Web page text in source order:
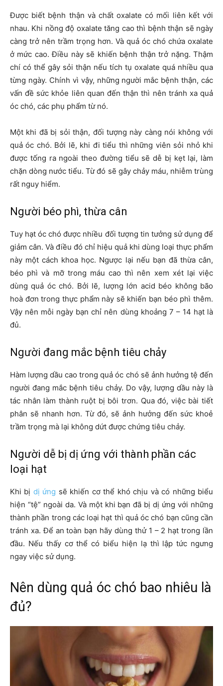
Được biết bệnh thận và chất oxalate có mối liên kết với
nhau. Khi nồng độ oxalate tăng cao thì bệnh thận sẽ ngày
càng trở nên trầm trọng hơn. Và quả óc chó chứa oxalate
ở mức cao. Điều này sẽ khiến bệnh thận trở nặng. Thậm
chí có thể gây sỏi thận nếu tích tụ oxalate quá nhiều qua
từng ngày. Chính vì vậy, những người mắc bệnh thận, các
vấn đề sức khỏe liên quan đến thận thì nên tránh xa quả
óc chó, các phụ phẩm từ nó.
Một khi đã bị sỏi thận, đối tượng này càng nói không với
quả óc chó. Bởi lẽ, khi đi tiểu thì những viên sỏi nhỏ khi
được tống ra ngoài theo đường tiểu sẽ dễ bị kẹt lại, làm
chặn dòng nước tiểu. Từ đó sẽ gây chảy máu, nhiễm trùng
rất nguy hiểm.
Người béo phì, thừa cân
Tuy hạt óc chó được nhiều đối tượng tin tưởng sử dụng để
giảm cân. Và điều đó chỉ hiệu quả khi dùng loại thực phẩm
này một cách khoa học. Ngược lại nếu bạn đã thừa cân,
béo phì và mỡ trong máu cao thì nên xem xét lại việc
dùng quả óc chó. Bởi lẽ, lượng lớn acid béo không bão
hoà đơn trong thực phẩm này sẽ khiến bạn béo phì thêm.
Vậy nên mỗi ngày bạn chỉ nên dùng khoảng 7 – 14 hạt là
đủ.
Người đang mắc bệnh tiêu chảy
Hàm lượng dầu cao trong quả óc chó sẽ ảnh hưởng tệ đến
người đang mắc bệnh tiêu chảy. Do vậy, lượng dầu này là
tác nhân làm thành ruột bị bôi trơn. Qua đó, việc bài tiết
phân sẽ nhanh hơn. Từ đó, sẽ ảnh hưởng đến sức khoẻ
trầm trọng mà lại không dứt được chứng tiêu chảy.
Người dễ bị dị ứng với thành phần các
loại hạt
Khi bị dị ứng sẽ khiến cơ thể khó chịu và có những biểu
hiện “tệ” ngoài da. Và một khi bạn đã bị dị ứng với những
thành phần trong các loại hạt thì quả óc chó bạn cũng cần
tránh xa. Để an toàn bạn hãy dùng thử 1 – 2 hạt trong lần
đầu. Nếu thấy cơ thể có biểu hiện lạ thì lập tức ngưng
ngay việc sử dụng.
Nên dùng quả óc chó bao nhiêu là
đủ?